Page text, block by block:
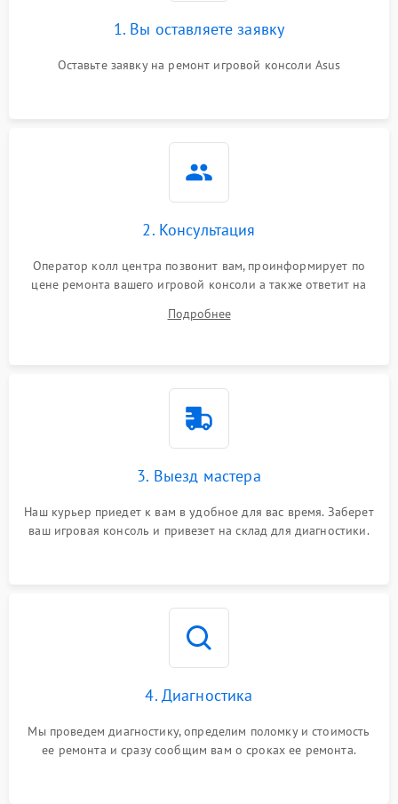
1. Вы оставляете заявку
Оставьте заявку на ремонт игровой консоли Asus
2. Консультация
Оператор колл центра позвонит вам, проинформирует по
цене ремонта вашего игровой консоли а также ответит на
Подробнее
3. Выезд мастера
Наш курьер приедет к вам в удобное для вас время. Заберет
ваш игровая консоль и привезет на склад для диагностики.
4. Диагностика
Мы проведем диагностику, определим поломку и стоимость
ее ремонта и сразу сообщим вам о сроках ее ремонта.